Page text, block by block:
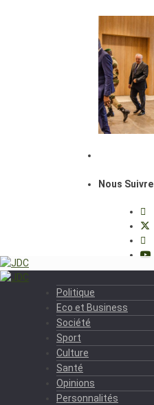
Nous Suivre
Politique
Eco et Business
Société
Sport
Culture
Santé
Opinions
Personnalités